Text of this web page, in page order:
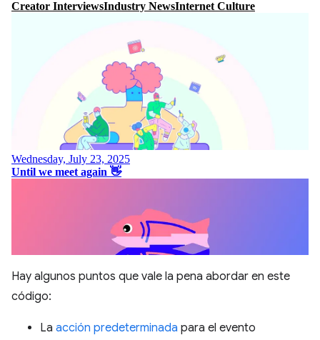
Hay algunos puntos que vale la pena abordar en este
código:
La acción predeterminada para el evento